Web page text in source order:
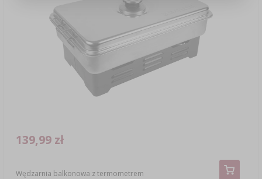
Wędzarnia balkonowa z termometrem
139,99 zł